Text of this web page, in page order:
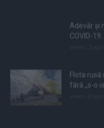
Adevăr și
COVID-
Flota
fără „s-o